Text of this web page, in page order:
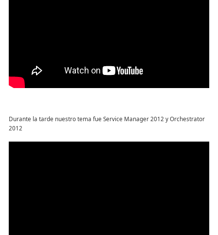
Durante la tarde nuestro tema fue Service Manager 2012 y Orchestrator
2012